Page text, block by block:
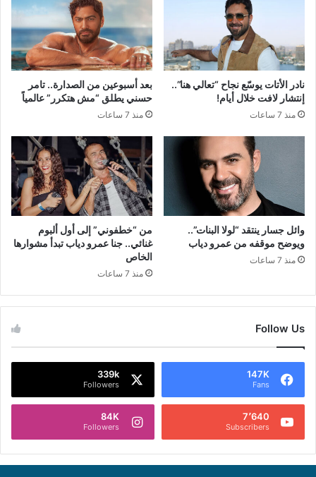
نادر الأتات يوسّع نجاح “تعالي هنا”..
إنتشار لافت خلال أيام!
منذ 7 ساعات
بعد أسبوعين من الصدارة.. تامر
حسني يطلق “مش هتكرر” عالمياً
منذ 7 ساعات
وائل جسار ينتقد “لولا البنات”..
ويوضح موقفه من عمرو دياب
منذ 7 ساعات
من “خطفوني” إلى أول ألبوم
غنائي.. جنا عمرو دياب تبدأ مشوارها
الخاص
منذ 7 ساعات
Follow Us
147K
Fans
339k
Followers
7٬640
Subscribers
84K
Followers